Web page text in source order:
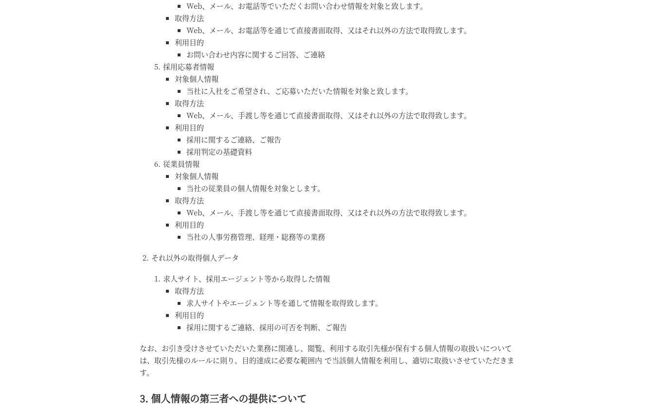
Web、メール、お電話等でいただくお問い合わせ情報を対象と致します。
取得方法
Web、メール、お電話等を通じて直接書面取得、又はそれ以外の方法で取得致します。
利用目的
お問い合わせ内容に関するご回答、ご連絡
採用応募者情報
対象個人情報
当社に入社をご希望され、ご応募いただいた情報を対象と致します。
取得方法
Web、メール、手渡し等を通じて直接書面取得、又はそれ以外の方法で取得致します。
利用目的
採用に関するご連絡、ご報告
採用判定の基礎資料
従業員情報
対象個人情報
当社の従業員の個人情報を対象とします。
取得方法
Web、メール、手渡し等を通じて直接書面取得、又はそれ以外の方法で取得致します。
利用目的
当社の人事労務管理、経理・総務等の業務
それ以外の取得個人データ
求人サイト、採用エージェント等から取得した情報
取得方法
求人サイトやエージェント等を通して情報を取得致します。
利用目的
採用に関するご連絡、採用の可否を判断、ご報告
なお、お引き受けさせていただいた業務に関連し、閲覧、利用する取引先様が保有する個人情報の取扱いについて
は、取引先様のルールに則り、目的達成に必要な範囲内 で当該個人情報を利用し、適切に取扱いさせていただきま
す。
3. 個人情報の第三者への提供について